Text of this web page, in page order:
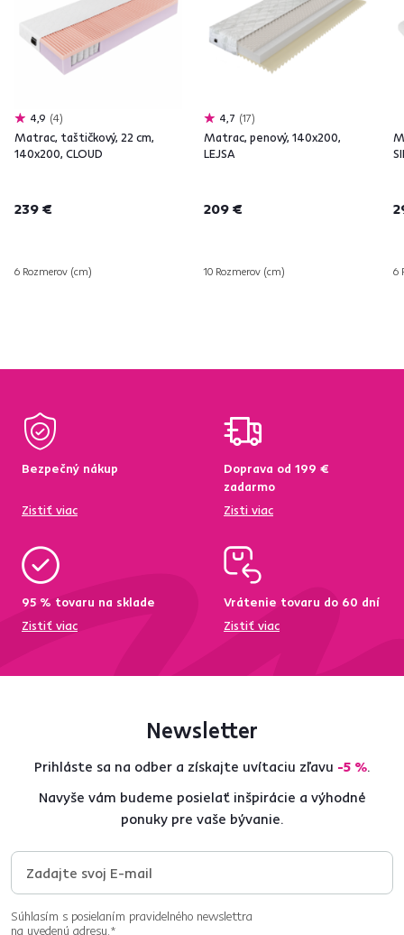
4,9 4
Matrac, taštičkový, 22 cm,
140x200, CLOUD
239 €
6 Rozmerov (cm)
4,7 17
Matrac, penový, 140x200,
LEJSA
209 €
10 Rozmerov (cm) 6
Bezpečný nákup
Zistiť viac
Doprava od 199 €
zadarmo
Zisti viac
95 % tovaru na sklade
Zistiť viac
Vrátenie tovaru do 60 dní
Zistiť viac
Newsletter
Prihláste sa na odber a získajte uvítaciu zľavu -5 %.
Navyše vám budeme posielať inšpirácie a výhodné
ponuky pre vaše bývanie.
Súhlasím s posielaním pravidelného newslettra
na uvedenú adresu.*